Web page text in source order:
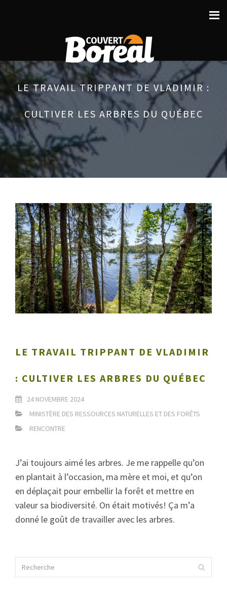
LE TRAVAIL TRIPPANT DE VLADIMIR :
CULTIVER LES ARBRES DU QUÉBEC
LE TRAVAIL TRIPPANT DE VLADIMIR
: CULTIVER LES ARBRES DU QUÉBEC
24 NOVEMBRE 2024
MINISTÈRE DES RESSOURCES NATURELLES ET DES FORÊTS
RENCONTRE
J’ai toujours aimé les arbres. Je me rappelle qu’on
en plantait à l’occasion, ma mère et moi, et qu’on
en déplaçait pour embellir la forêt et mettre en
valeur sa biodiversité. On était motivés! Ça m’a
donné le goût de travailler avec les arbres.